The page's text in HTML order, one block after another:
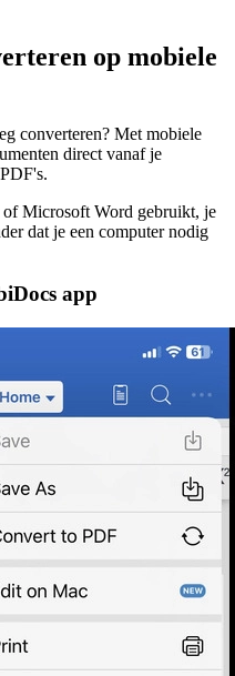
op mobiele
converteren? Met mobiele
direct vanaf je
Microsoft Word gebruikt, je
dat je een computer nodig
app